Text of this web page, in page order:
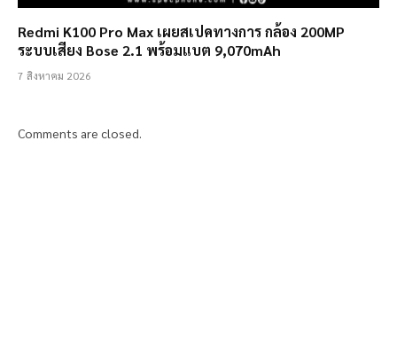
Redmi K100 Pro Max เผยสเปคทางการ กล้อง 200MP
ระบบเสียง Bose 2.1 พร้อมแบต 9,070mAh
7 สิงหาคม 2026
Comments are closed.